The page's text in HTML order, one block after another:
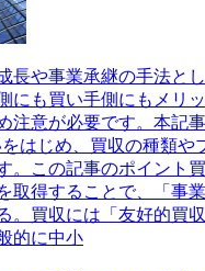
長や事業承継の手法と
にも買い手側にもメリ
注意が必要です。本記
はじめ、買収の種類や
。この記事のポイント
取得することで、「事
。買収には「友好的買
的に中小